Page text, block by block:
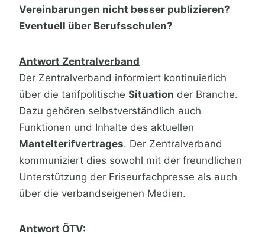
Vereinbarungen nicht besser publizieren?
Eventuell über Berufsschulen?
Antwort Zentralverband
Der Zentralverband informiert kontinuierlich
über die tarifpolitische Situation der Branche.
Dazu gehören selbstverständlich auch
Funktionen und Inhalte des aktuellen
Mantelterifvertrages. Der Zentralverband
kommuniziert dies sowohl mit der freundlichen
Unterstützung der Friseurfachpresse als auch
über die verbandseigenen Medien.
Antwort ÖTV: